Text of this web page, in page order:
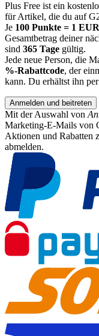
Plus Free ist ein
für Artikel, die du auf
Je 100 Punkte = 1 EUR
Gesamtbetrag deiner
sind 365 Tage gültig.
Jede neue Person, die
%-Rabattcode, der
kann. Du erhältst ihn
Anmelden und beitreten
Mit der Auswahl von
Marketing-E-Mails von
Aktionen und Rabatten
abmelden.